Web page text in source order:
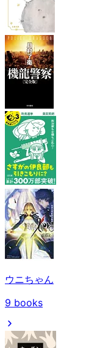
ウニちゃん
9 books